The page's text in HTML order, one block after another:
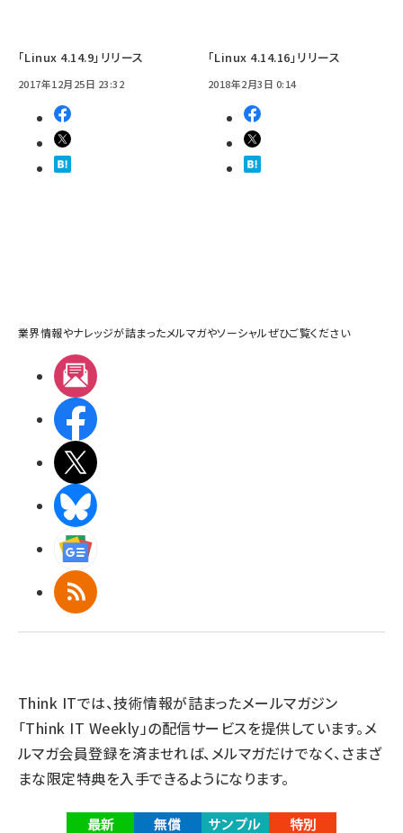
「Linux 4.14.9」リリース
2017年12月25日 23:32
「Linux 4.14.16」リリース
2018年2月3日 0:14
業界情報やナレッジが詰まったメルマガやソーシャルぜひご覧ください
RSS
Think ITでは、技術情報が詰まったメールマガジン
「Think IT Weekly」の配信サービスを提供しています。メ
ルマガ会員登録を済ませれば、メルマガだけでなく、さまざ
まな限定特典を入手できるようになります。